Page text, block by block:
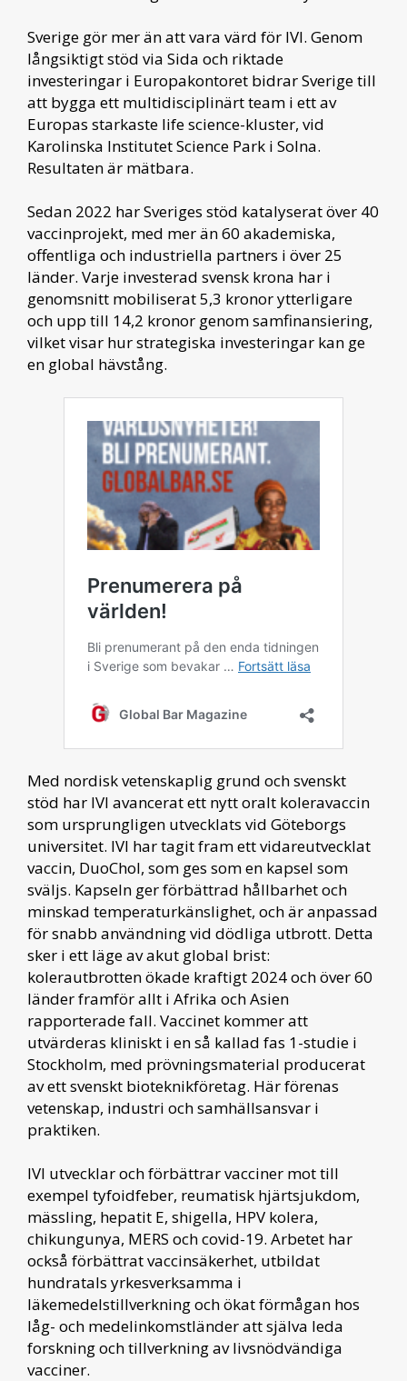
Sverige gör mer än att vara värd för IVI. Genom
långsiktigt stöd via Sida och riktade
investeringar i Europakontoret bidrar Sverige till
att bygga ett multidisciplinärt team i ett av
Europas starkaste life science-kluster, vid
Karolinska Institutet Science Park i Solna.
Resultaten är mätbara.
Sedan 2022 har Sveriges stöd katalyserat över 40
vaccinprojekt, med mer än 60 akademiska,
offentliga och industriella partners i över 25
länder. Varje investerad svensk krona har i
genomsnitt mobiliserat 5,3 kronor ytterligare
och upp till 14,2 kronor genom samfinansiering,
vilket visar hur strategiska investeringar kan ge
en global hävstång.
Med nordisk vetenskaplig grund och svenskt
stöd har IVI avancerat ett nytt oralt koleravaccin
som ursprungligen utvecklats vid Göteborgs
universitet. IVI har tagit fram ett vidareutvecklat
vaccin, DuoChol, som ges som en kapsel som
sväljs. Kapseln ger förbättrad hållbarhet och
minskad temperaturkänslighet, och är anpassad
för snabb användning vid dödliga utbrott. Detta
sker i ett läge av akut global brist:
kolerautbrotten ökade kraftigt 2024 och över 60
länder framför allt i Afrika och Asien
rapporterade fall. Vaccinet kommer att
utvärderas kliniskt i en så kallad fas 1-studie i
Stockholm, med prövningsmaterial producerat
av ett svenskt bioteknikföretag. Här förenas
vetenskap, industri och samhällsansvar i
praktiken.
IVI utvecklar och förbättrar vacciner mot till
exempel tyfoidfeber, reumatisk hjärtsjukdom,
mässling, hepatit E, shigella, HPV kolera,
chikungunya, MERS och covid-19. Arbetet har
också förbättrat vaccinsäkerhet, utbildat
hundratals yrkesverksamma i
läkemedelstillverkning och ökat förmågan hos
låg- och medelinkomstländer att själva leda
forskning och tillverkning av livsnödvändiga
vacciner.